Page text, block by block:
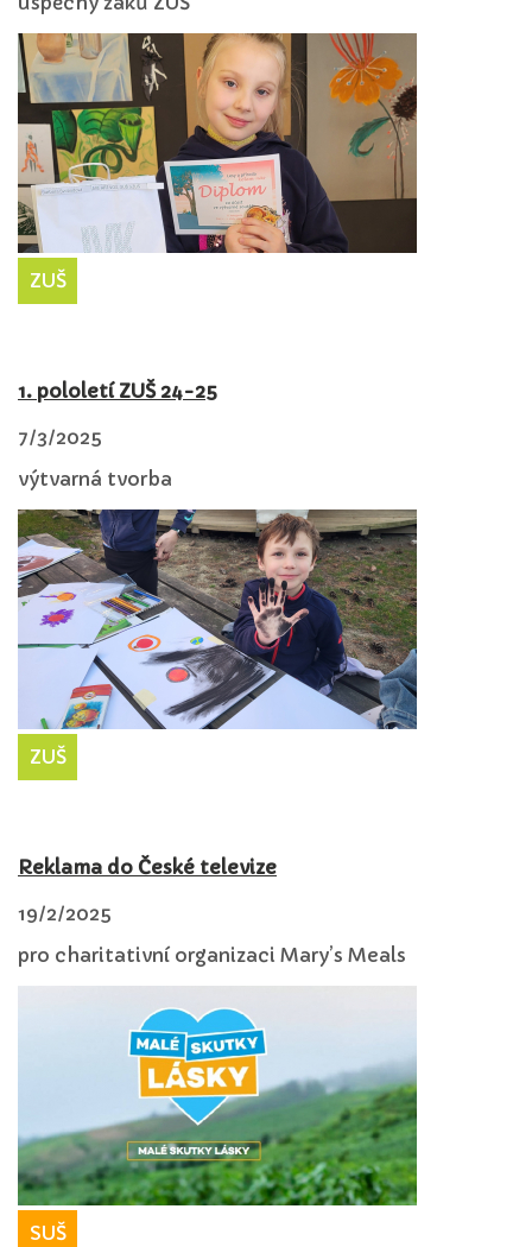
ZUŠ
1. pololetí ZUŠ 24-25
7/3/2025
výtvarná tvorba
ZUŠ
Reklama do České televize
19/2/2025
pro charitativní organizaci Mary’s Meals
SUŠ